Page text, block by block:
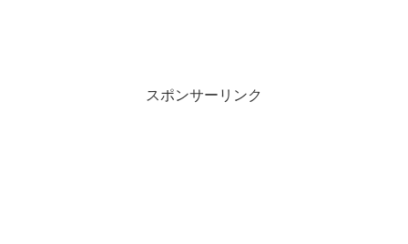
スポンサーリンク